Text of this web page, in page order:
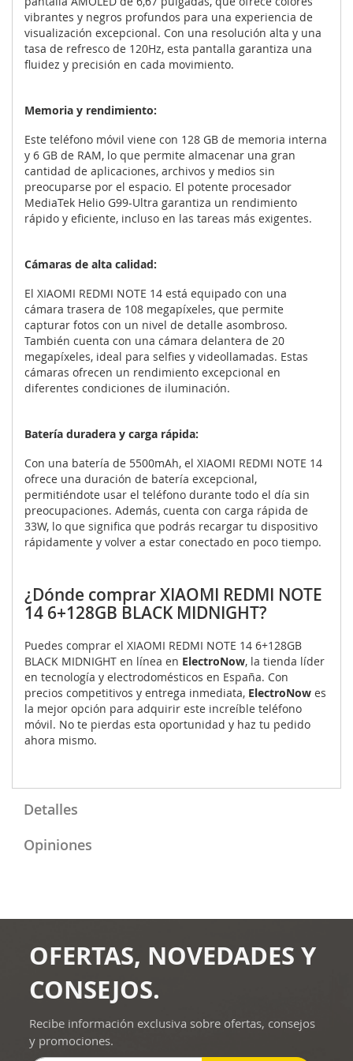
vibrantes y negros profundos para una experiencia de
visualización excepcional. Con una resolución alta y una
tasa de refresco de 120Hz, esta pantalla garantiza una
fluidez y precisión en cada movimiento.
Memoria y rendimiento:
Este teléfono móvil viene con 128 GB de memoria interna
y 6 GB de RAM, lo que permite almacenar una gran
cantidad de aplicaciones, archivos y medios sin
preocuparse por el espacio. El potente procesador
MediaTek Helio G99-Ultra garantiza un rendimiento
rápido y eficiente, incluso en las tareas más exigentes.
Cámaras de alta calidad:
El XIAOMI REDMI NOTE 14 está equipado con una
cámara trasera de 108 megapíxeles, que permite
capturar fotos con un nivel de detalle asombroso.
También cuenta con una cámara delantera de 20
megapíxeles, ideal para selfies y videollamadas. Estas
cámaras ofrecen un rendimiento excepcional en
diferentes condiciones de iluminación.
Batería duradera y carga rápida:
Con una batería de 5500mAh, el XIAOMI REDMI NOTE 14
ofrece una duración de batería excepcional,
permitiéndote usar el teléfono durante todo el día sin
preocupaciones. Además, cuenta con carga rápida de
33W, lo que significa que podrás recargar tu dispositivo
rápidamente y volver a estar conectado en poco tiempo.
¿Dónde comprar XIAOMI REDMI NOTE
14 6+128GB BLACK MIDNIGHT?
Puedes comprar el XIAOMI REDMI NOTE 14 6+128GB
BLACK MIDNIGHT en línea en ElectroNow, la tienda líder
en tecnología y electrodomésticos en España. Con
precios competitivos y entrega inmediata, ElectroNow es
la mejor opción para adquirir este increíble teléfono
móvil. No te pierdas esta oportunidad y haz tu pedido
ahora mismo.
Detalles
Opiniones
OFERTAS, NOVEDADES Y
CONSEJOS.
Recibe información exclusiva sobre ofertas, consejos
y promociones.